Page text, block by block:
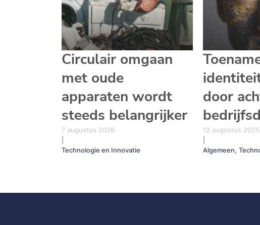
Circulair omgaan
met oude
apparaten wordt
steeds belangrijker
7 augustus 2026
Technologie en Innovatie
door
12 augustus 2025
Algemeen,